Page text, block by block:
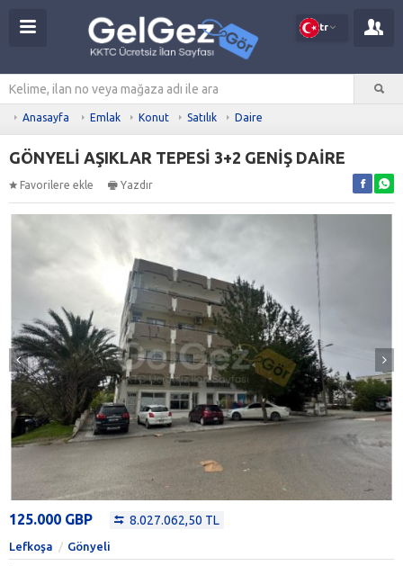
tr
Anasayfa Emlak Konut Satılık Daire
GÖNYELİ AŞIKLAR TEPESİ 3+2 GENİŞ DAİRE
Favorilere ekle Yazdır
125.000 GBP 8.027.062,50 TL
Lefkoşa Gönyeli